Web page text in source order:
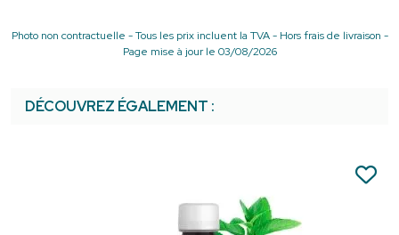
Photo non contractuelle - Tous les prix incluent la TVA - Hors frais de livraison -
Page mise à jour le 03/08/2026
DÉCOUVREZ ÉGALEMENT :